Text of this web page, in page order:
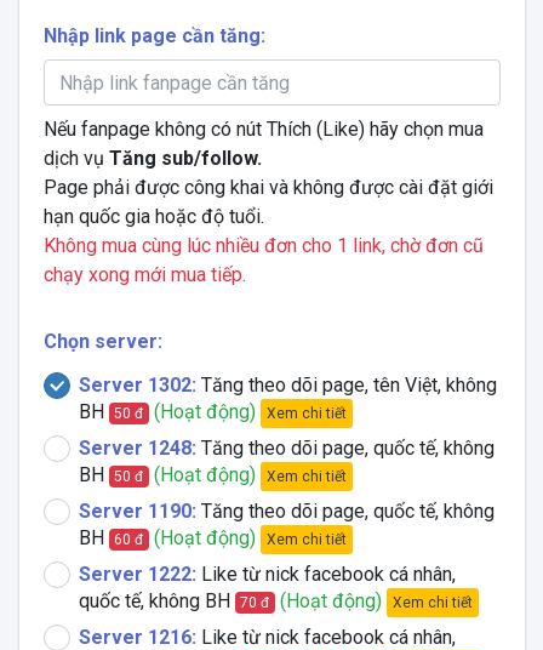
Nhập link page cần tăng:
Nếu fanpage không có nút Thích (Like) hãy chọn mua
dịch vụ Tăng sub/follow.
Page phải được công khai và không được cài đặt giới
hạn quốc gia hoặc độ tuổi.
Không mua cùng lúc nhiều đơn cho 1 link, chờ đơn cũ
chạy xong mới mua tiếp.
Chọn server:
Server 1302: Tăng theo dõi page, tên Việt, không
BH
50 đ (Hoạt động) Xem chi tiết
Server 1248: Tăng theo dõi page, quốc tế, không
BH
50 đ (Hoạt động) Xem chi tiết
Server 1190: Tăng theo dõi page, quốc tế, không
BH
60 đ (Hoạt động) Xem chi tiết
Server 1222: Like từ nick facebook cá nhân,
quốc tế, không BH
70 đ (Hoạt động) Xem chi tiết
Server 1216: Like từ nick facebook cá nhân,